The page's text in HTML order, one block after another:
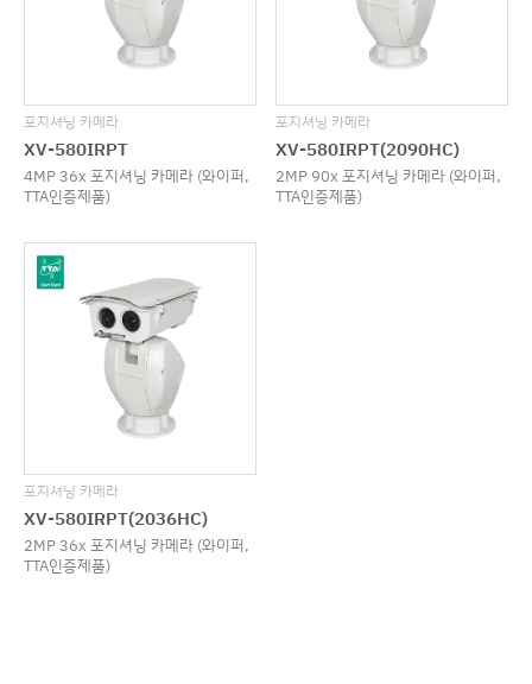
포지셔닝 카메라
XV-580IRPT
4MP 36x 포지셔닝 카메라 (와이퍼,
TTA인증제품)
포지셔닝 카메라
XV-580IRPT(2090HC)
2MP 90x 포지셔닝 카메라 (와이퍼,
TTA인증제품)
포지셔닝 카메라
XV-580IRPT(2036HC)
2MP 36x 포지셔닝 카메라 (와이퍼,
TTA인증제품)